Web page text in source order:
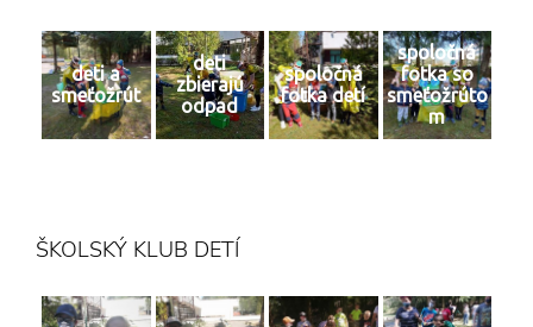
deti a
smeťožrút
deti
zbierajú
odpad
spoločná
fotka detí
spoločná
fotka so
smeťožrúto
m
ŠKOLSKÝ KLUB DETÍ